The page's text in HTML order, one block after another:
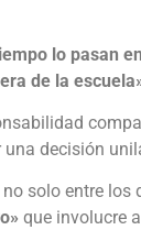
lo pasan
de la
decisión
solo entre los
que involucre